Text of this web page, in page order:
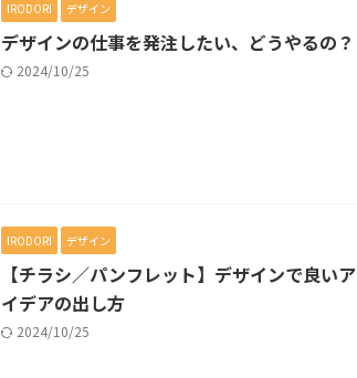
IRODORI デザイン
デザインの仕事を発注したい、どうやるの？
2024/10/25
IRODORI デザイン
【チラシ／パンフレット】デザインで良いア
イデアの出し方
2024/10/25